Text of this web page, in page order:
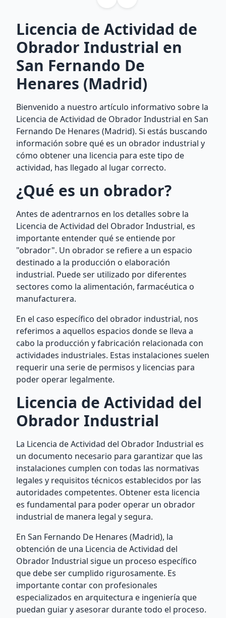
Licencia de Actividad de
Obrador Industrial en
San Fernando De
Henares (Madrid)
Bienvenido a nuestro artículo informativo sobre la
Licencia de Actividad de Obrador Industrial en San
Fernando De Henares (Madrid). Si estás buscando
información sobre qué es un obrador industrial y
cómo obtener una licencia para este tipo de
actividad, has llegado al lugar correcto.
¿Qué es un obrador?
Antes de adentrarnos en los detalles sobre la
Licencia de Actividad del Obrador Industrial, es
importante entender qué se entiende por
"obrador". Un obrador se refiere a un espacio
destinado a la producción o elaboración
industrial. Puede ser utilizado por diferentes
sectores como la alimentación, farmacéutica o
manufacturera.
En el caso específico del obrador industrial, nos
referimos a aquellos espacios donde se lleva a
cabo la producción y fabricación relacionada con
actividades industriales. Estas instalaciones suelen
requerir una serie de permisos y licencias para
poder operar legalmente.
Licencia de Actividad del
Obrador Industrial
La Licencia de Actividad del Obrador Industrial es
un documento necesario para garantizar que las
instalaciones cumplen con todas las normativas
legales y requisitos técnicos establecidos por las
autoridades competentes. Obtener esta licencia
es fundamental para poder operar un obrador
industrial de manera legal y segura.
En San Fernando De Henares (Madrid), la
obtención de una Licencia de Actividad del
Obrador Industrial sigue un proceso específico
que debe ser cumplido rigurosamente. Es
importante contar con profesionales
especializados en arquitectura e ingeniería que
puedan guiar y asesorar durante todo el proceso.